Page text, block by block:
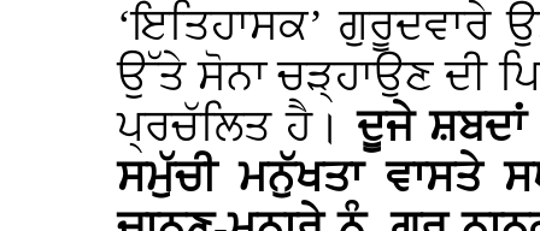
‘ਇਤਿਹਾਸਕ’ ਗੁਰੂਦਵਾਰੇ
ਉੱਤੇ ਸੋਨਾ ਚੜ੍ਹਾਉਣ ਦੀ
ਪ੍ਰਚੱਲਿਤ ਹੈ।ਦੂਜੇ
ਸਮੁੱਚੀ ਮਨੁੱਖਤਾ ਵਾਸਤੇ